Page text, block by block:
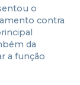
o
contra
da
a função